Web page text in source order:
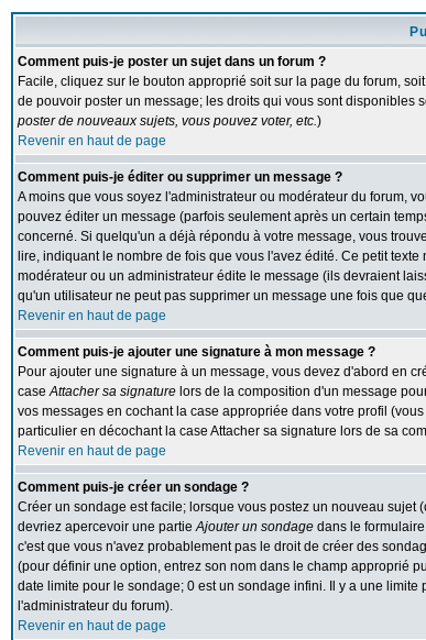
Comment puis-je poster un sujet dans un forum ?
Facile, cliquez sur le bouton approprié soit sur la page du forum,
de pouvoir poster un message; les droits qui vous sont disponibles
poster de nouveaux sujets, vous pouvez voter, etc.)
Revenir en haut de page
Comment puis-je éditer ou supprimer un message ?
A moins que vous soyez l'administrateur ou modérateur du forum,
pouvez éditer un message (parfois seulement après un certain
concerné. Si quelqu'un a déjà répondu à votre message, vous
lire, indiquant le nombre de fois que vous l'avez édité. Ce petit
modérateur ou un administrateur édite le message (ils devraient
qu'un utilisateur ne peut pas supprimer un message une fois que
Revenir en haut de page
Comment puis-je ajouter une signature à mon message ?
Pour ajouter une signature à un message, vous devez d'abord en
caseAttacher sa signature lors de la composition d'un message
vos messages en cochant la case appropriée dans votre profil
particulier en décochant la case Attacher sa signature lors de sa
Revenir en haut de page
Comment puis-je créer un sondage ?
Créer un sondage est facile; lorsque vous postez un nouveau
devriez apercevoir une partieAjouter un sondage dans le
c'est que vous n'avez probablement pas le droit de créer des
(pour définir une option, entrez son nom dans le champ approprié
date limite pour le sondage; 0 est un sondage infini. Il y a une
l'administrateur du forum).
Revenir en haut de page